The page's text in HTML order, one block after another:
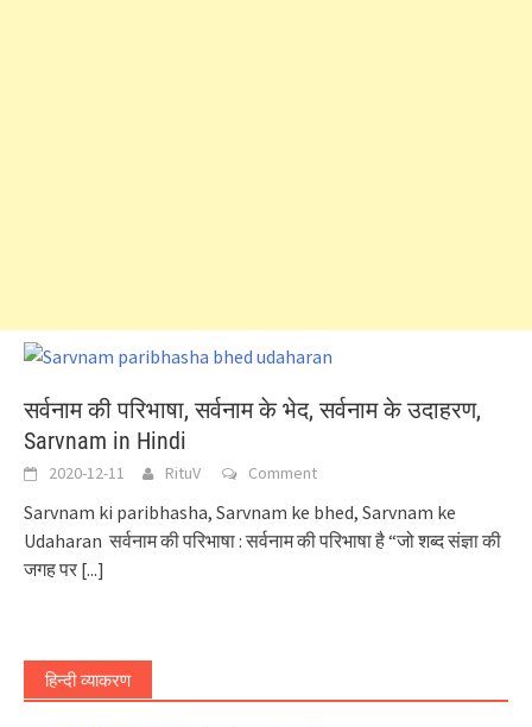
सर्वनाम की परिभाषा, सर्वनाम के भेद, सर्वनाम के उदाहरण,
Sarvnam in Hindi
2020-12-11 RituV Comment
Sarvnam ki paribhasha, Sarvnam ke bhed, Sarvnam ke
Udaharan सर्वनाम की परिभाषा : सर्वनाम की परिभाषा है “जो शब्द संज्ञा की
जगह पर [...]
हिन्दी व्याकरण